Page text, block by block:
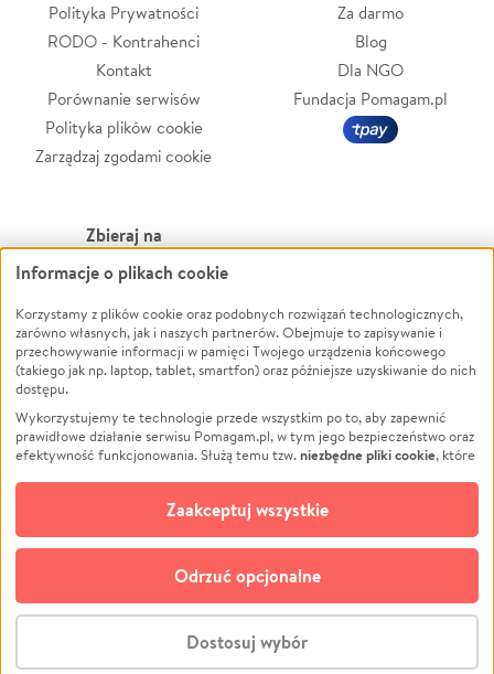
Stwórz zbiórkę - za darmo
Polityka Prywatności
RODO - Kontrahenci
Kontakt
Porównanie serwisów
Polityka plików cookie
Zarządzaj zgodami cookie
Za darmo
Blog
Dla NGO
Fundacja Pomagam.pl
Zbieraj na
Leczenie
Zwierzęta
Pożar
Ukraina
Pomoc Finansowa
Projekty
Pogrzeb
Społeczność lokalna
Kultura
Powódź
Wichura
NGO
Edukacja
Podróż
Impreza
Ochrona środowiska
Biznes
© CROWDING SP. Z O.O.
Informacje o plikach cookie
Korzystamy z plików cookie oraz podobnych rozwiązań technologicznych,
zarówno własnych, jak i naszych partnerów. Obejmuje to zapisywanie i
przechowywanie informacji w pamięci Twojego urządzenia końcowego
(takiego jak np. laptop, tablet, smartfon) oraz późniejsze uzyskiwanie do nich
dostępu.
Wykorzystujemy te technologie przede wszystkim po to, aby zapewnić
prawidłowe działanie serwisu Pomagam.pl, w tym jego bezpieczeństwo oraz
efektywność funkcjonowania. Służą temu tzw.niezbędne pliki cookie, które
opcjonalnych plików cookie
technologii do celów analitycznych i retargetingowych. Możesz wyrazić
zgodę na ich stosowanie lub jej odmówić. W dowolnym momencie masz
możliwość zmiany swoich preferencji na stronie „Zarządzaj zgodami cookie”,
do której link znajdziesz w stopce serwisu Pomagam.pl. Opcjonalne pliki
cookie wykorzystywane są w następujących celach:
działanie serwisu Pomagam.pl. Dzięki nim możemy zrozumieć, jak
użytkownicy korzystają z naszego serwisu – skąd trafiają do serwisu, jak
Dostosuj wybór
Odrzuć opcjonalne
Zaakceptuj wszystkie